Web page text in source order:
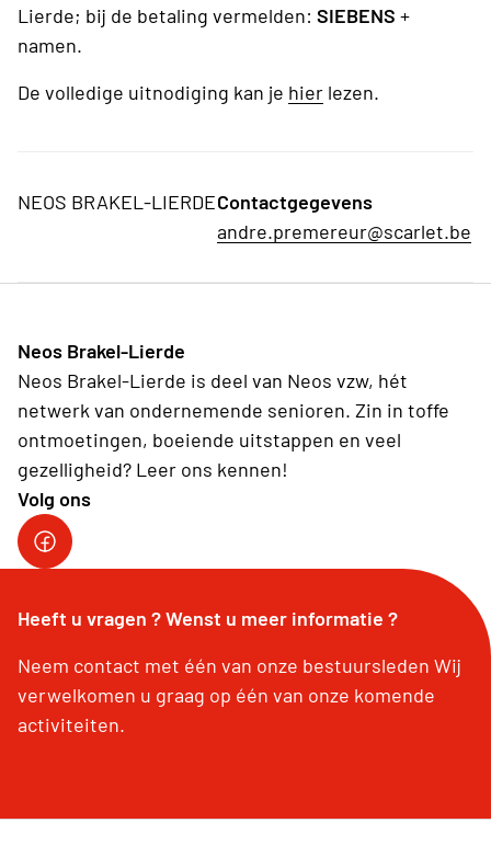
Lierde; bij de betaling vermelden: SIEBENS +
namen.
De volledige uitnodiging kan je hier lezen.
NEOS BRAKEL-LIERDEContactgegevens
andre.premereur@scarlet.be
Neos Brakel-Lierde
Neos Brakel-Lierde is deel van Neos vzw, hét
netwerk van ondernemende senioren. Zin in toffe
ontmoetingen, boeiende uitstappen en veel
gezelligheid? Leer ons kennen!
Volg ons
Heeft u vragen ? Wenst u meer informatie ?
Neem contact met één van onze bestuursleden Wij
verwelkomen u graag op één van onze komende
activiteiten.